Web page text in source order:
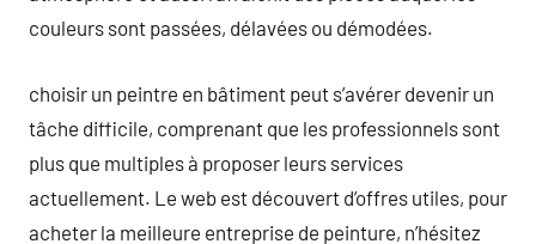
couleurs sont passées, délavées ou démodées.
choisir un peintre en bâtiment peut s’avérer devenir un
tâche difficile, comprenant que les professionnels sont
plus que multiples à proposer leurs services
actuellement. Le web est découvert d’offres utiles, pour
acheter la meilleure entreprise de peinture, n’hésitez